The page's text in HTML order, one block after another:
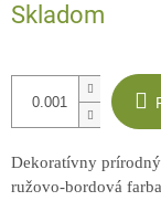
cena:
Skladom
Dekoratívny
ružovo-bordová